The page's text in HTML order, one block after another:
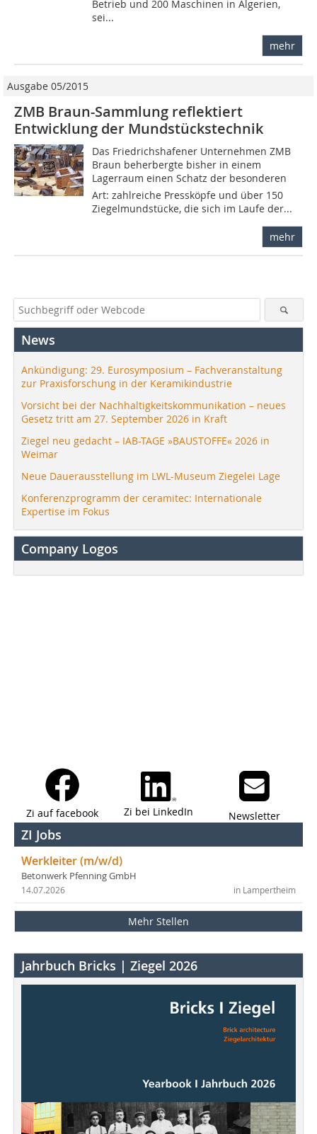
Betrieb und 200 Maschinen in Algerien,
sei...
mehr
Ausgabe 05/2015
ZMB Braun-Sammlung reflektiert
Entwicklung der Mundstückstechnik
Das Friedrichshafener Unternehmen ZMB
Braun beherbergte bisher in einem
Lagerraum einen Schatz der besonderen
Art: zahlreiche Pressköpfe und über 150
Ziegelmundstücke, die sich im Laufe der...
mehr
News
Ankündigung: 29. Eurosymposium – Fachveranstaltung
zur Praxisforschung in der Keramikindustrie
Vorsicht bei der Nachhaltigkeitskommunikation – neues
Gesetz tritt am 27. September 2026 in Kraft
Ziegel neu gedacht – IAB-TAGE »BAUSTOFFE« 2026 in
Weimar
Neue Dauerausstellung im LWL-Museum Ziegelei Lage
Konferenzprogramm der ceramitec: Internationale
Expertise im Fokus
Company Logos
Zi auf facebook Zi bei LinkedIn Newsletter
ZI Jobs
Werkleiter (m/w/d)
Betonwerk Pfenning GmbH
in Lampertheim
14.07.2026
Mehr Stellen
Jahrbuch Bricks | Ziegel 2026